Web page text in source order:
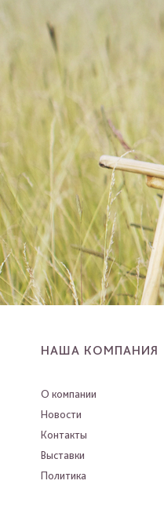
НАША КОМПАНИЯ
О компании
Новости
Контакты
Выставки
Политика